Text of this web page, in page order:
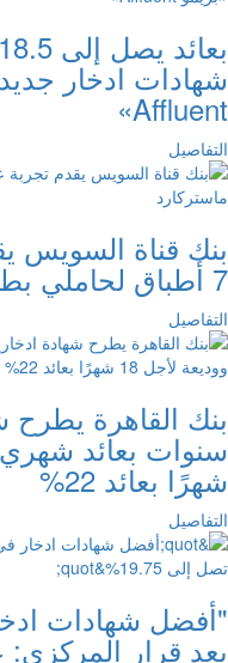
شهادات ادخار
Affluent»
التفاصيل
بنك قناة السويس
7 أطباق لحاملي بطاقات ماستركارد
التفاصيل
شهرًا بعائد 22%
التفاصيل
بعد قرار المركزي: